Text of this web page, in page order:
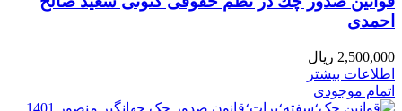
احمدی
2,500,000 ریال
اطلاعات بیشتر
اتمام موجودی